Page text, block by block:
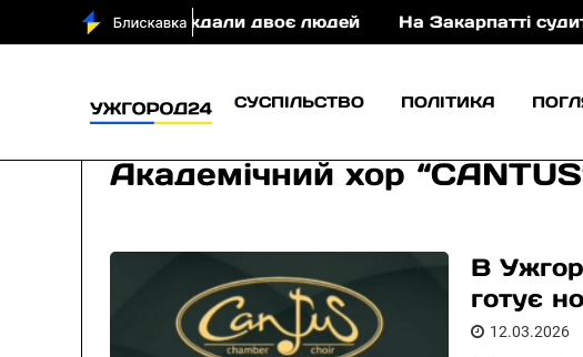
двоє людей На Закарпатті судитимуть
СУСПІЛЬСТВО ПОЛІТИКА
Академічний хор
В
готує
12.03.2026